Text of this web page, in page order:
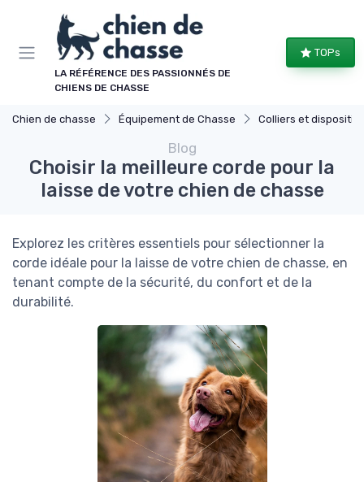
LA RÉFÉRENCE DES PASSIONNÉS DE
CHIENS DE CHASSE
TOPs
Chien de chasse Équipement de Chasse Colliers et dispositifs
Blog
Choisir la meilleure corde pour la
laisse de votre chien de chasse
Explorez les critères essentiels pour sélectionner la
corde idéale pour la laisse de votre chien de chasse, en
tenant compte de la sécurité, du confort et de la
durabilité.
Panneau de gestion des cookies